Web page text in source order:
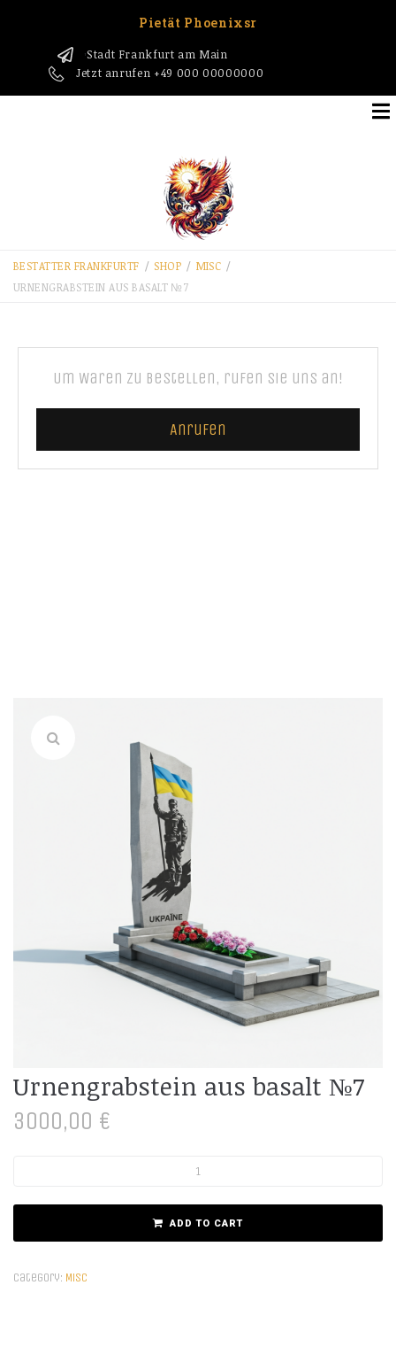
Pietät Phoenixsr
Stadt Frankfurt am Main
Jetzt anrufen +49 000 00000000
BESTATTER FRANKFURT​F / SHOP / MISC /
URNENGRABSTEIN AUS BASALT №7
Urnengrabstein aus basalt №7
3000,00 €
ADD TO CART
Category: Misc
Um Waren zu bestellen, rufen Sie uns an!
Anrufen